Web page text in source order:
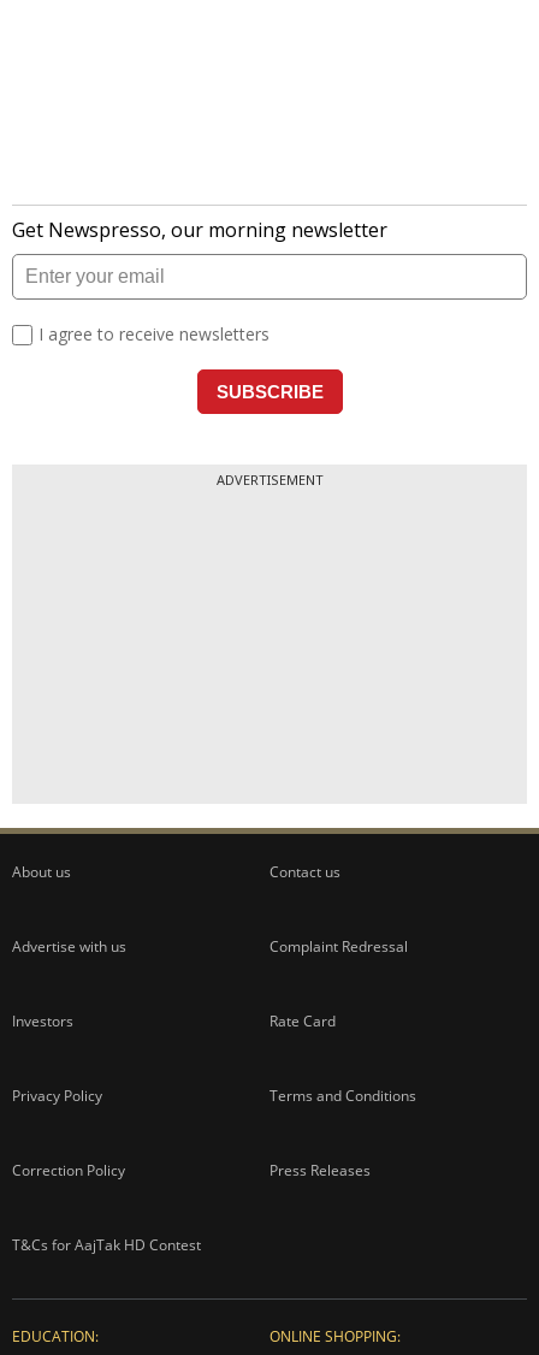
ADVERTISEMENT
About us Contact us
Advertise with us Complaint Redressal
Investors Rate Card
Privacy Policy Terms and Conditions
Correction Policy Press Releases
T&Cs for AajTak HD Contest
EDUCATION: ONLINE SHOPPING: